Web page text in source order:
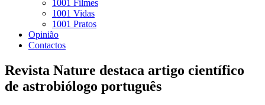
1001 Filmes
1001 Vidas
1001 Pratos
Opinião
Contactos
Revista Nature destaca artigo científico
de astrobiólogo português